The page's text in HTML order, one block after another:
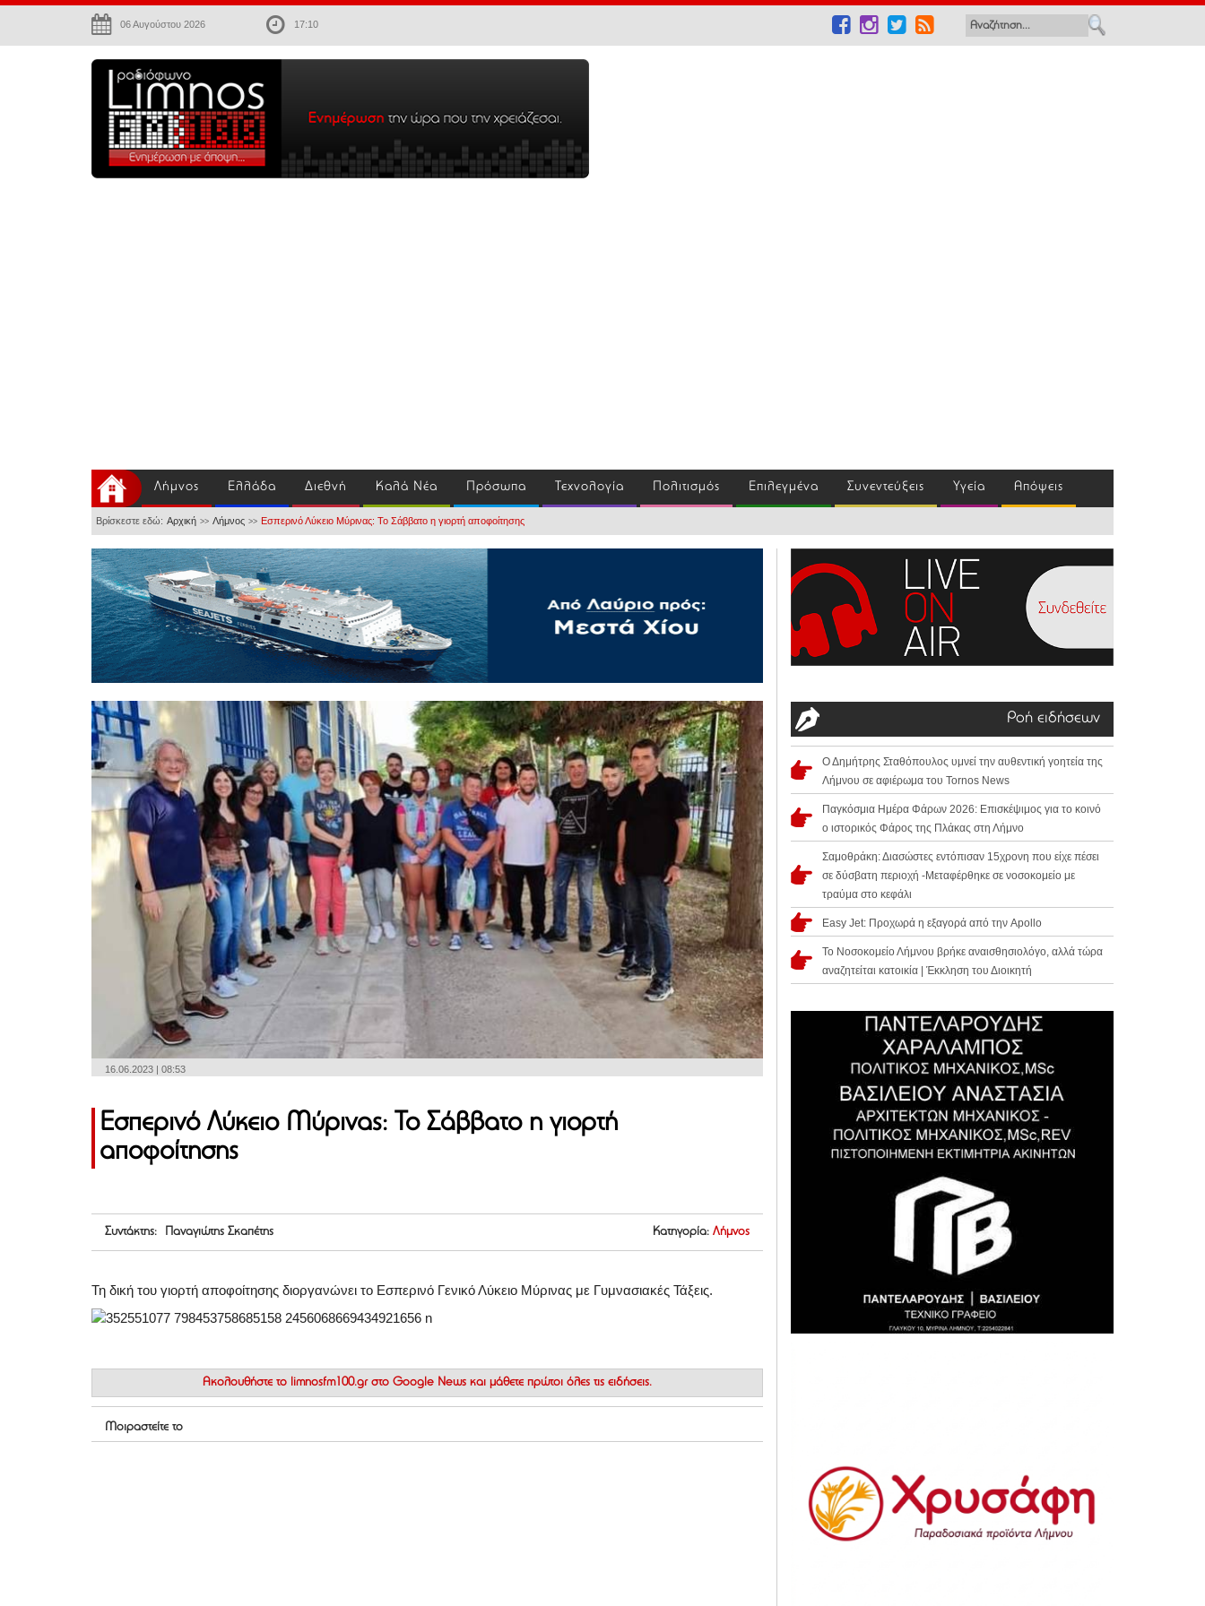
06 Αυγούστου 2026 17:10
Λήμνος Ελλάδα Διεθνή Καλά Νέα Πρόσωπα Τεχνολογία Πολιτισμός Επιλεγμένα Συνεντεύξεις Υγεία Απόψεις
Βρίσκεστε εδώ: Αρχική >> Λήμνος >> Εσπερινό Λύκειο Μύρινας: Το Σάββατο η γιορτή αποφοίτησης
16.06.2023 | 08:53
Εσπερινό Λύκειο Μύρινας: Το Σάββατο η γιορτή
αποφοίτησης
Συντάκτης: Παναγιώτης Σκαπέτης Κατηγορία: Λήμνος
Τη δική του γιορτή αποφοίτησης διοργανώνει το Εσπερινό Γενικό Λύκειο Μύρινας με Γυμνασιακές Τάξεις.
Ακολουθήστε το limnosfm100.gr στο Google News και μάθετε πρώτοι όλες τις ειδήσεις.
Μοιραστείτε το
Ροή ειδήσεων
Ο Δημήτρης Σταθόπουλος υμνεί την αυθεντική γοητεία της
Λήμνου σε αφιέρωμα του Tornos News
Παγκόσμια Ημέρα Φάρων 2026: Επισκέψιμος για το κοινό
ο ιστορικός Φάρος της Πλάκας στη Λήμνο
Σαμοθράκη: Διασώστες εντόπισαν 15χρονη που είχε πέσει
σε δύσβατη περιοχή -Μεταφέρθηκε σε νοσοκομείο με
τραύμα στο κεφάλι
Easy Jet: Προχωρά η εξαγορά από την Apollo
Το Νοσοκομείο Λήμνου βρήκε αναισθησιολόγο, αλλά τώρα
αναζητείται κατοικία | Έκκληση του Διοικητή